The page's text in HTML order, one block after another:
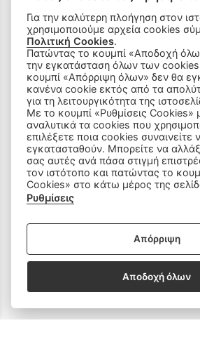
ΠΡΟΪΟΝΤΑ
Ραπτομηχανές
Οικιακός
Είδη Ραπτικής
SOCIAL
Για την καλύτερη πλοήγηση στον
χρησιμοποιούμε αρχεία cookies
Πολιτική Cookies.
Πατώντας το κουμπί «Αποδοχή όλων» αποδέχεστε
την εγκατάσταση όλων των
κουμπί «Απόρριψη όλων» δεν θα
κανένα cookie εκτός από τα
για τη λειτουργικότητα της
Με το κουμπί «Ρυθμίσεις Cookies»
αναλυτικά τα cookies που
επιλέξετε ποια cookies συναινείτε
εγκατασταθούν. Μπορείτε να
σας αυτές ανά πάσα στιγμή
τον ιστότοπο και πατώντας το
Cookies» στο κάτω μέρος της
Ρυθμίσεις
Απόρριψη
Αποδοχή όλων